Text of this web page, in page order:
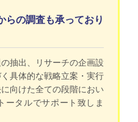
らの調査も承っており
抽出、リサーチの企画設
具体的な戦略立案・実行
向けた全ての段階におい
ータルでサポート致しま